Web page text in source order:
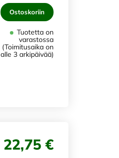
Ostoskoriin
Tuotetta on
varastossa
(Toimitusaika on
alle 3 arkipäivää)
22,75 €